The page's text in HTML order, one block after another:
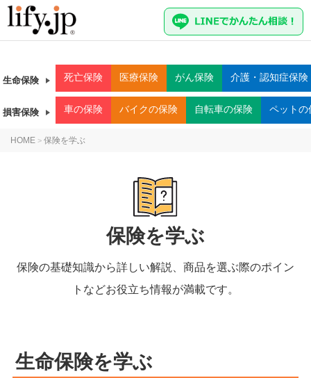
生命保険 死亡保険 医療保険 がん保険 介護・認知症保険
損害保険 車の保険 バイクの保険 自転車の保険 ペットの
HOME > 保険を学ぶ
保険を学ぶ
保険の基礎知識から詳しい解説、商品を選ぶ際のポイン
トなどお役立ち情報が満載です。
生命保険を学ぶ